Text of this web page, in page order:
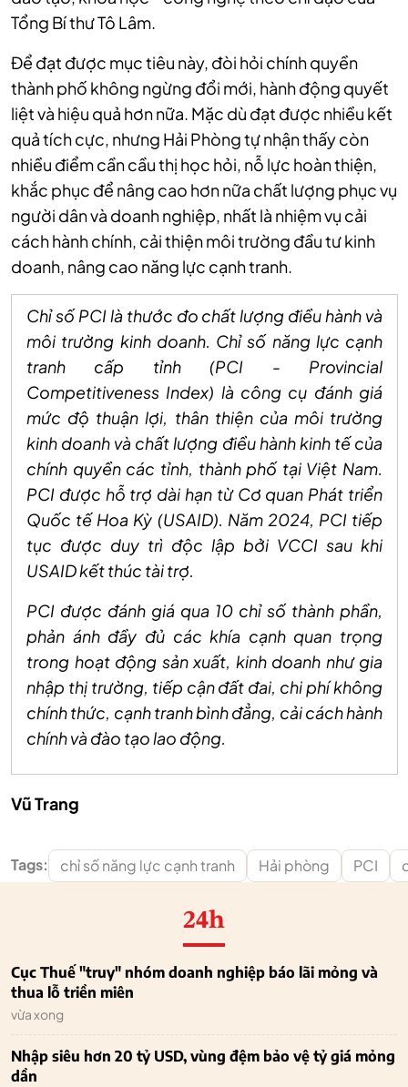
Tổng Bí thư Tô Lâm.
Để đạt được mục tiêu này, đòi hỏi chính quyền
thành phố không ngừng đổi mới, hành động quyết
liệt và hiệu quả hơn nữa. Mặc dù đạt được nhiều kết
quả tích cực, nhưng Hải Phòng tự nhận thấy còn
nhiều điểm cần cầu thị học hỏi, nỗ lực hoàn thiện,
khắc phục để nâng cao hơn nữa chất lượng phục vụ
người dân và doanh nghiệp, nhất là nhiệm vụ cải
cách hành chính, cải thiện môi trường đầu tư kinh
doanh, nâng cao năng lực cạnh tranh.
Chỉ số PCI là thước đo chất lượng điều hành và
môi trường kinh doanh. Chỉ số năng lực cạnh
tranh cấp tỉnh (PCI - Provincial
Competitiveness Index) là công cụ đánh giá
mức độ thuận lợi, thân thiện của môi trường
kinh doanh và chất lượng điều hành kinh tế của
chính quyền các tỉnh, thành phố tại Việt Nam.
PCI được hỗ trợ dài hạn từ Cơ quan Phát triển
Quốc tế Hoa Kỳ (USAID). Năm 2024, PCI tiếp
tục được duy trì độc lập bởi VCCI sau khi
USAID kết thúc tài trợ.
PCI được đánh giá qua 10 chỉ số thành phần,
phản ánh đầy đủ các khía cạnh quan trọng
trong hoạt động sản xuất, kinh doanh như gia
nhập thị trường, tiếp cận đất đai, chi phí không
chính thức, cạnh tranh bình đẳng, cải cách hành
chính và đào tạo lao động.
Vũ Trang
Tags: chỉ số năng lực cạnh tranh Hải phòng PCI
24h
Cục Thuế "truy" nhóm doanh nghiệp báo lãi mỏng và
thua lỗ triền miên
vừa xong
Nhập siêu hơn 20 tỷ USD, vùng đệm bảo vệ tỷ giá mỏng
dần